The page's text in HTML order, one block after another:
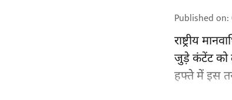
Published on:
राष्ट्रीय
जुड़े कंटेंट को
हफ्ते में इस